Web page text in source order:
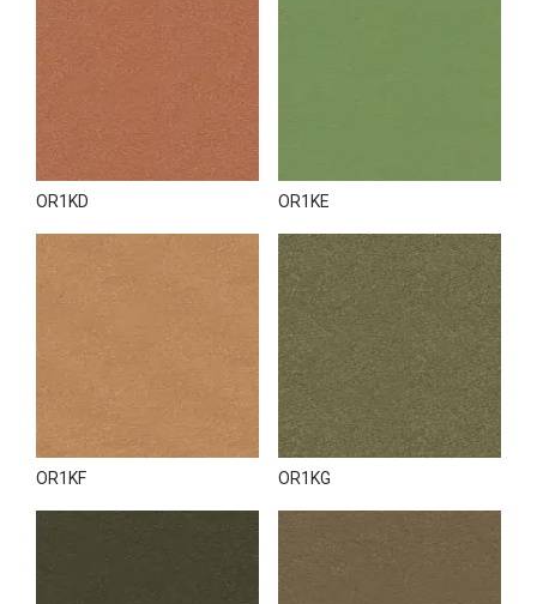
OR1KD OR1KE
OR1KF OR1KG